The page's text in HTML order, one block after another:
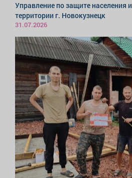
Управление по защите населения и
территории г. Новокузнецк
31.07.2026